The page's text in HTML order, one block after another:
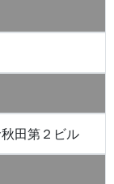
田第２ビル